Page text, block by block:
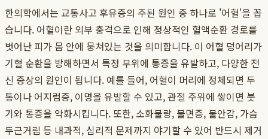
한의학에서는 교통사고 후유증의 주된 원인 중 하나로 '어혈'을 꼽
습니다. 어혈이란 외부 충격으로 인해 정상적인 혈액순환 경로를
벗어난 피가 몸 안에 뭉쳐있는 것을 의미합니다. 이 어혈 덩어리가
기혈 순환을 방해하면서 특정 부위에 통증을 유발하고, 다양한 전
신 증상의 원인이 됩니다. 예를 들어, 어혈이 머리에 정체되면 두
통이나 어지럼증, 이명을 유발할 수 있고, 관절 주위에 쌓이면 붓
기와 통증을 악화시킵니다. 또한, 소화불량, 불면증, 불안감, 가슴
두근거림 등 내과적, 심리적 문제까지 야기할 수 있어 반드시 제거